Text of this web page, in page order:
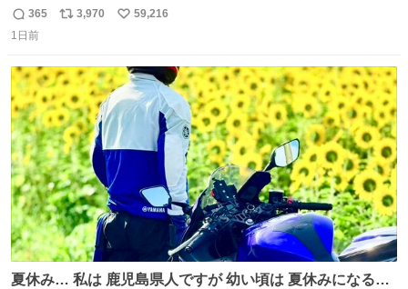
ぎで喜んでくれました。 こんな素敵な代物を提供してくれ
た山口県の恩師に感謝。
返
信
365
リ
ト
数
3,970
い
数
59,216
1日前
夏休み… 私は 鹿児島県人ですが 幼い頃は 夏休みになると